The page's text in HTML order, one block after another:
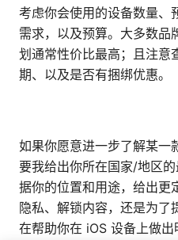
考虑你会使用的设备数量、
需求，以及预算。大多数
划通常性价比最高；且注意
期、以及是否有捆绑优惠。
如果你愿意进一步了解某一
要我给出你所在国家/地区
据你的位置和用途，给出更
隐私、解锁内容，还是为了
在帮助你在 iOS 设备上做